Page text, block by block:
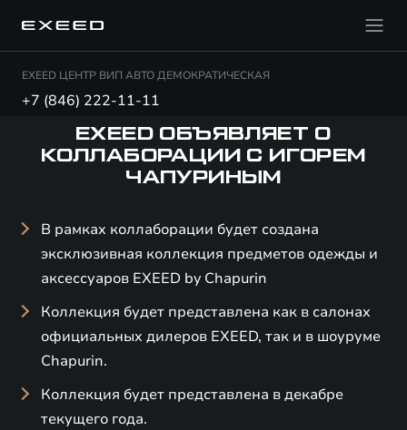
EXEED ЦЕНТР ВИП АВТО ДЕМОКРАТИЧЕСКАЯ
+7 (846) 222-11-11
EXEED ОБЪЯВЛЯЕТ О
КОЛЛАБОРАЦИИ С ИГОРЕМ
ЧАПУРИНЫМ
В рамках коллаборации будет создана
эксклюзивная коллекция предметов одежды и
аксессуаров EXEED by Chapurin
Коллекция будет представлена как в салонах
официальных дилеров EXEED, так и в шоуруме
Chapurin.
Коллекция будет представлена в декабре
текущего года.